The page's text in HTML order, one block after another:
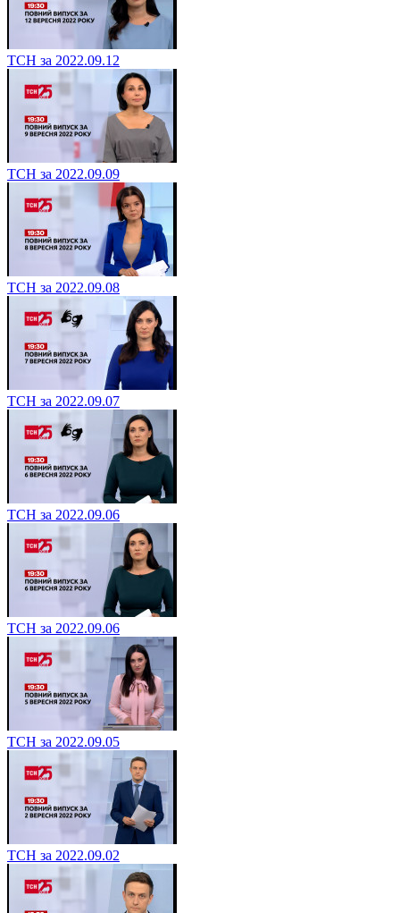
ТСН за 2022.09.12
ТСН за 2022.09.09
ТСН за 2022.09.08
ТСН за 2022.09.07
ТСН за 2022.09.06
ТСН за 2022.09.06
ТСН за 2022.09.05
ТСН за 2022.09.02